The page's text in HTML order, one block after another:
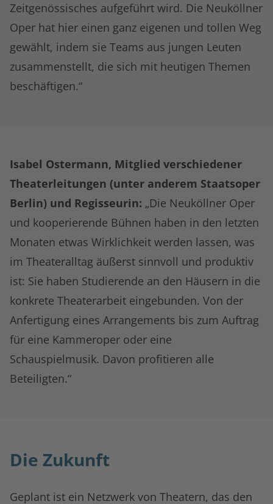
Zeitgenössisches aufgeführt wird. Die Neuköllner
Oper hat hier einen ganz eigenen und tollen Weg
gewählt, indem sie Teams aus jungen Leuten
zusammenstellt, die sich mit heutigen Themen
beschäftigen.“
Isabel Ostermann, Mitglied verschiedener
Theaterleitungen (unter anderem Staatsoper
Berlin) und Regisseurin: „Die Neuköllner Oper
und kooperierende Bühnen haben in den letzten
Monaten etwas Wirklichkeit werden lassen, was
im Theateralltag äußerst sinnvoll und produktiv
ist: Sie haben Studierende an den Häusern in die
konkrete Theaterarbeit eingebunden. Von der
Anfertigung eines Arrangements bis zum Auftrag
für eine Kammeroper oder eine
Schauspielmusik. Davon profitieren alle
Beteiligten.“
Die Zukunft
Geplant ist ein Netzwerk von Theatern, das den